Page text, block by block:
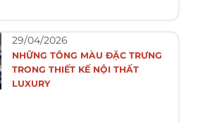
29/04/2026
NHỮNG TÔNG MÀU ĐẶC TRƯNG
TRONG THIẾT KẾ NỘI THẤT
LUXURY